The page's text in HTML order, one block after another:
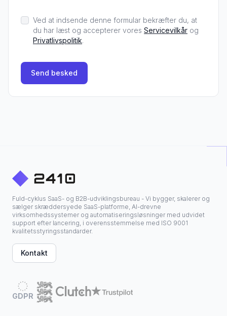
Ved at indsende denne formular bekræfter du, at
du har læst og accepterer vores Servicevilkår og
Privatlivspolitik.
Send besked
Fuld-cyklus SaaS- og B2B-udviklingsbureau - Vi bygger, skalerer og
sælger skræddersyede SaaS-platforme, AI-drevne
virksomhedssystemer og automatiseringsløsninger med udvidet
support efter lancering, i overensstemmelse med ISO 9001
kvalitetsstyringsstandarder.
Kontakt
GDPR